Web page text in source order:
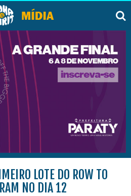
LOTE DO ROW TO
NO DIA 12